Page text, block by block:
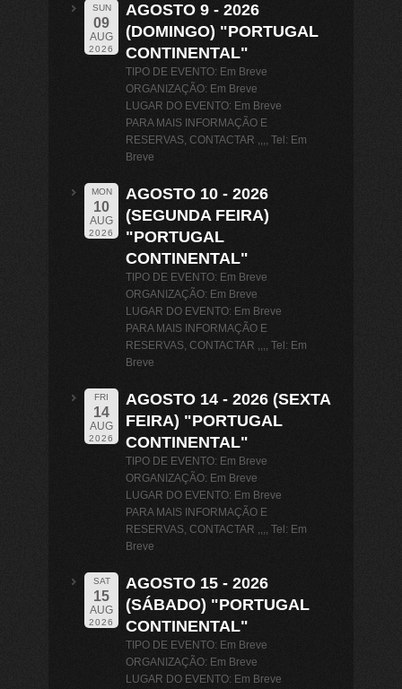
SUN
09
AUG
2026
AGOSTO 9 - 2026
(DOMINGO) "PORTUGAL
CONTINENTAL"
TIPO DE EVENTO: Em Breve
ORGANIZAÇÃO: Em Breve
LUGAR DO EVENTO: Em Breve
PARA MAIS INFORMAÇÃO E
RESERVAS, CONTACTAR ,,,, Tel: Em
Breve
MON
10
AUG
2026
AGOSTO 10 - 2026
(SEGUNDA FEIRA)
"PORTUGAL
CONTINENTAL"
TIPO DE EVENTO: Em Breve
ORGANIZAÇÃO: Em Breve
LUGAR DO EVENTO: Em Breve
PARA MAIS INFORMAÇÃO E
RESERVAS, CONTACTAR ,,,, Tel: Em
Breve
FRI
14
AUG
2026
AGOSTO 14 - 2026 (SEXTA
FEIRA) "PORTUGAL
CONTINENTAL"
TIPO DE EVENTO: Em Breve
ORGANIZAÇÃO: Em Breve
LUGAR DO EVENTO: Em Breve
PARA MAIS INFORMAÇÃO E
RESERVAS, CONTACTAR ,,,, Tel: Em
Breve
SAT
15
AUG
2026
AGOSTO 15 - 2026
(SÁBADO) "PORTUGAL
CONTINENTAL"
TIPO DE EVENTO: Em Breve
ORGANIZAÇÃO: Em Breve
LUGAR DO EVENTO: Em Breve